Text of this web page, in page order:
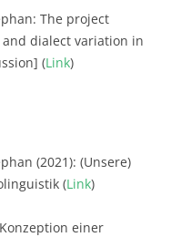
The project
dialect variation in
(Link)
(2021): (Unsere)
(Link)
einer